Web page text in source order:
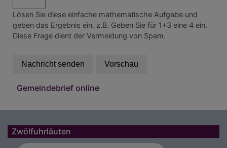
Lösen Sie diese einfache mathematische Aufgabe und
geben das Ergebnis ein. z.B. Geben Sie für 1+3 eine 4 ein.
Diese Frage dient der Vermeidung von Spam.
Gemeindebrief online
Zwölfuhrläuten